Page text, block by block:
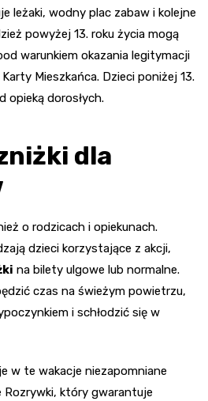
leżaki, wodny plac zabaw i kolejne
powyżej 13. roku życia mogą
warunkiem okazania legitymacji
Mieszkańca. Dzieci poniżej 13.
opieką dorosłych.
dla
o rodzicach i opiekunach.
dzieci korzystające z akcji,
na bilety ulgowe lub normalne.
czas na świeżym powietrzu,
i schłodzić się w
w te wakacje niezapomniane
Rozrywki, który gwarantuje